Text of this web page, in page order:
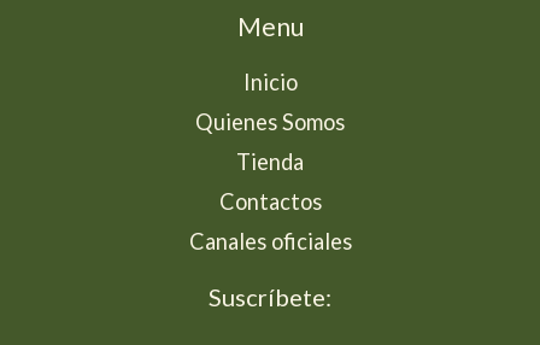
Menu
Inicio
Quienes Somos
Tienda
Contactos
Canales oficiales
Suscríbete: